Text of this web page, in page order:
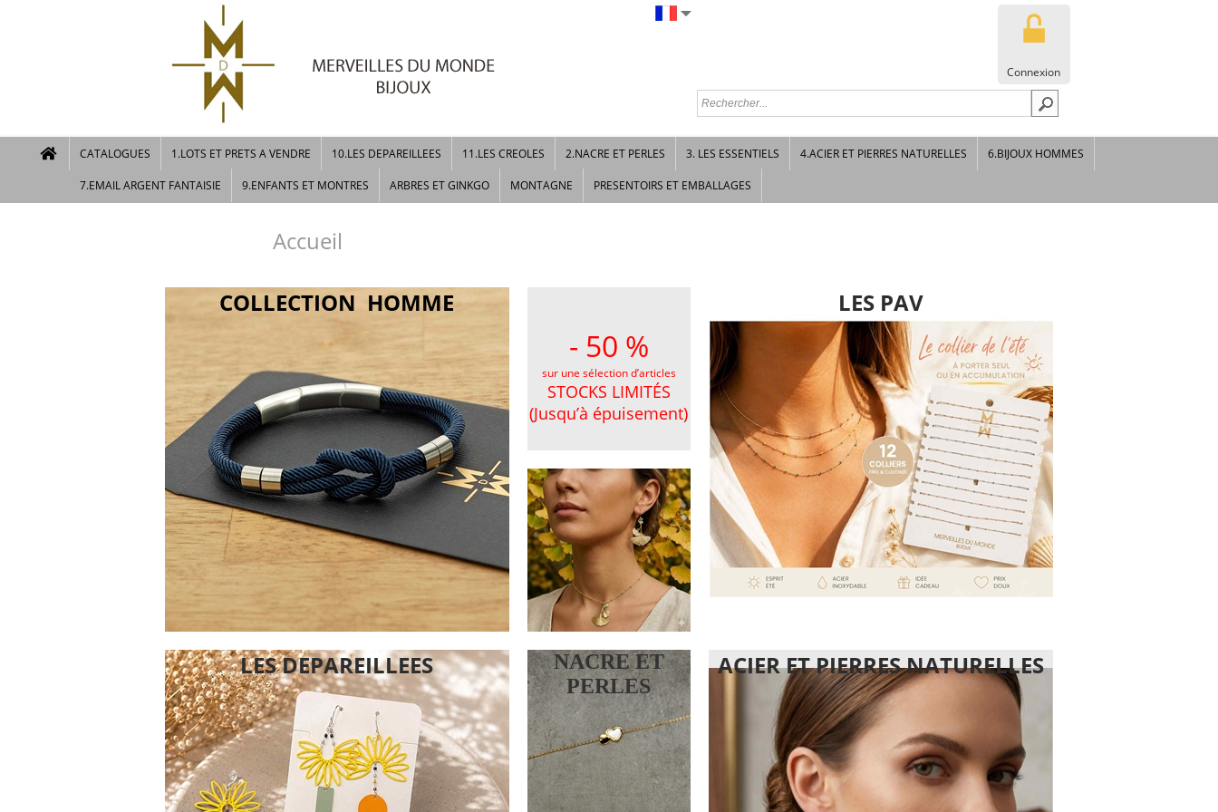
Connexion
CATALOGUES 1.LOTS ET PRETS A VENDRE 10.LES DEPAREILLEES 11.LES CREOLES 2.NACRE ET PERLES 3. LES ESSENTIELS 4.ACIER ET PIERRES NATURELLES 6.BIJOUX HOMMES
7.EMAIL ARGENT FANTAISIE 9.ENFANTS ET MONTRES ARBRES ET GINKGO MONTAGNE PRESENTOIRS ET EMBALLAGES
Accueil
NACRE ET
PERLES
COLLECTION HOMME LES PAV
ACIER ET PIERRES NATURELLES
LES DEPAREILLEES
- 50 %
sur une sélection d’articles
STOCKS LIMITÉS
(Jusqu’à épuisement)